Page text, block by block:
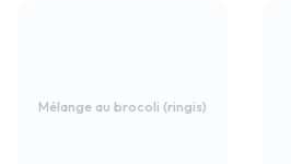
Mélange au brocoli (ringis)